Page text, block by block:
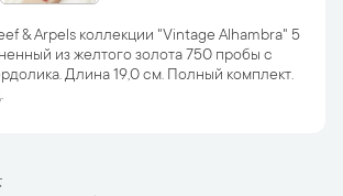
& Arpels коллекции "Vintage Alhambra" 5
из желтого золота 750 пробы с
Длина 19,0 см. Полный комплект.